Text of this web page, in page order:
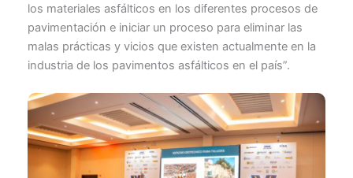
los materiales asfálticos en los diferentes procesos de
pavimentación e iniciar un proceso para eliminar las
malas prácticas y vicios que existen actualmente en la
industria de los pavimentos asfálticos en el país”.